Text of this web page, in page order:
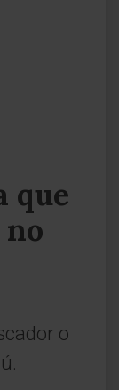
que
no
o